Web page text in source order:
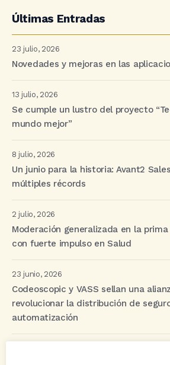
Últimas Entradas
23 julio, 2026
Novedades y mejoras en las
13 julio, 2026
Se cumple un lustro del proyecto
mundo mejor”
8 julio, 2026
Un junio para la historia: Avant2
múltiples récords
2 julio, 2026
Moderación generalizada en la
con fuerte impulso en Salud
23 junio, 2026
Codeoscopic y VASS sellan una
revolucionar la distribución de
automatización